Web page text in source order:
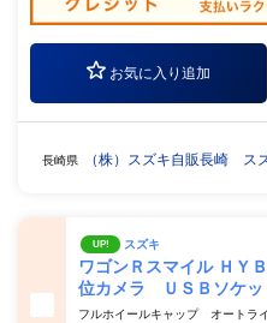
お気に入り追加
長崎県 （株）スズキ自販長崎 ス
UP! スズキ
ワゴンＲスマイル Ｈ
位カメラ ＵＳＢソケッ
フルホイールキャップ オート